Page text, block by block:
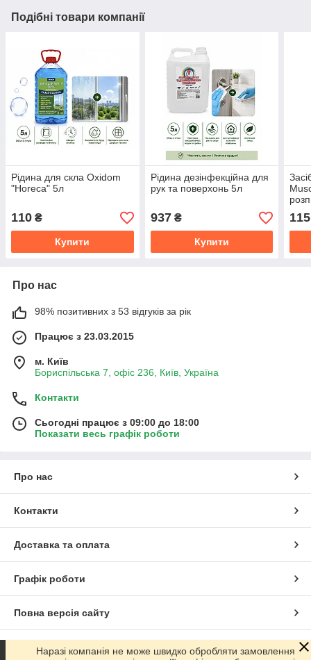
Подібні товари компанії
Рідина для скла Oxidom
"Horeca" 5л
110 ₴
Купити
Рідина дезiнфекцiйна для
рук та поверхонь 5л
937₴
Купити
115
Про нас
98% позитивних з 53 відгуків за рік
Працює з 23.03.2015
м. Київ
Бориспільська 7, офіс 236, Київ, Україна
Контакти
Сьогодні працює з 09:00 до 18:00
Показати весь графік роботи
Про нас
Контакти
Доставка та оплата
Графік роботи
Повна версія сайту
Сайт створено на маркетплейсіProm.ua
Наразі компанія не може швидко обробляти замовлення